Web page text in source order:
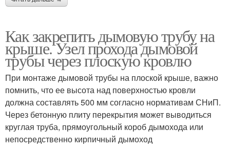
Как закрепить дымовую трубу на
крыше. Узел прохода дымовой
трубы через плоскую кровлю
При монтаже дымовой трубы на плоской крыше, важно
помнить, что ее высота над поверхностью кровли
должна составлять 500 мм согласно нормативам СНиП.
Через бетонную плиту перекрытия может выводиться
круглая труба, прямоугольный короб дымохода или
непосредственно кирпичный дымоход